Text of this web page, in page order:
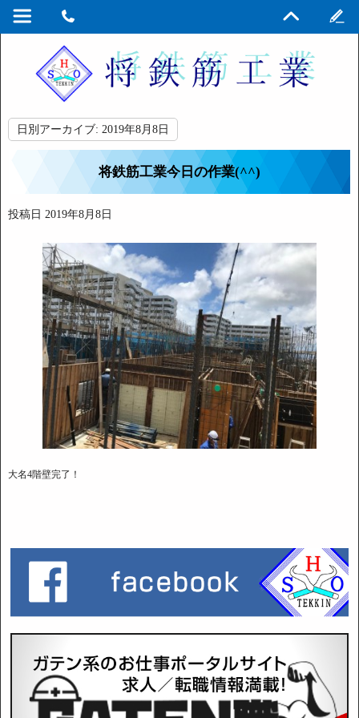
日別アーカイブ: 2019年8月8日
将鉄筋工業今日の作業(^^)
投稿日 2019年8月8日
大名4階壁完了！